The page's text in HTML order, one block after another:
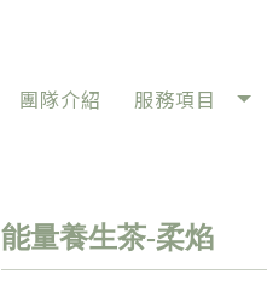
團隊介紹 服務項目
能量養生茶-柔焰